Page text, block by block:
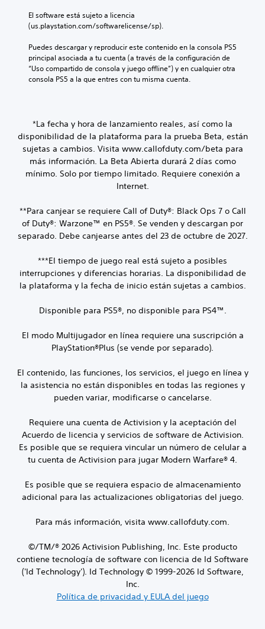
El software está sujeto a licencia
(us.playstation.com/softwarelicense/sp).
Puedes descargar y reproducir este contenido en la consola PS5
principal asociada a tu cuenta (a través de la configuración de
“Uso compartido de consola y juego offline”) y en cualquier otra
consola PS5 a la que entres con tu misma cuenta.
*La fecha y hora de lanzamiento reales, así como la
disponibilidad de la plataforma para la prueba Beta, están
sujetas a cambios. Visita www.callofduty.com/beta para
más información. La Beta Abierta durará 2 días como
mínimo. Solo por tiempo limitado. Requiere conexión a
Internet.
**Para canjear se requiere Call of Duty®: Black Ops 7 o Call
of Duty®: Warzone™ en PS5®. Se venden y descargan por
separado. Debe canjearse antes del 23 de octubre de 2027.
***El tiempo de juego real está sujeto a posibles
interrupciones y diferencias horarias. La disponibilidad de
la plataforma y la fecha de inicio están sujetas a cambios.
Disponible para PS5®, no disponible para PS4™.
El modo Multijugador en línea requiere una suscripción a
PlayStation®Plus (se vende por separado).
El contenido, las funciones, los servicios, el juego en línea y
la asistencia no están disponibles en todas las regiones y
pueden variar, modificarse o cancelarse.
Requiere una cuenta de Activision y la aceptación del
Acuerdo de licencia y servicios de software de Activision.
Es posible que se requiera vincular un número de celular a
tu cuenta de Activision para jugar Modern Warfare® 4.
Es posible que se requiera espacio de almacenamiento
adicional para las actualizaciones obligatorias del juego.
Para más información, visita www.callofduty.com.
©/TM/® 2026 Activision Publishing, Inc. Este producto
contiene tecnología de software con licencia de Id Software
('Id Technology'). Id Technology © 1999-2026 Id Software,
Inc.
Política de privacidad y EULA del juego